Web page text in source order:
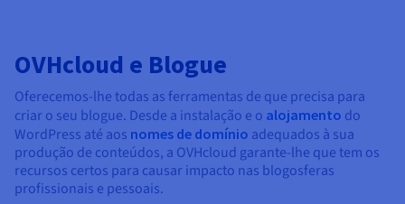
OVHcloud e Blogue
Oferecemos-lhe todas as ferramentas de que precisa para
criar o seu blogue. Desde a instalação e o alojamento do
WordPress até aos nomes de domínio adequados à sua
produção de conteúdos, a OVHcloud garante-lhe que tem os
recursos certos para causar impacto nas blogosferas
profissionais e pessoais.